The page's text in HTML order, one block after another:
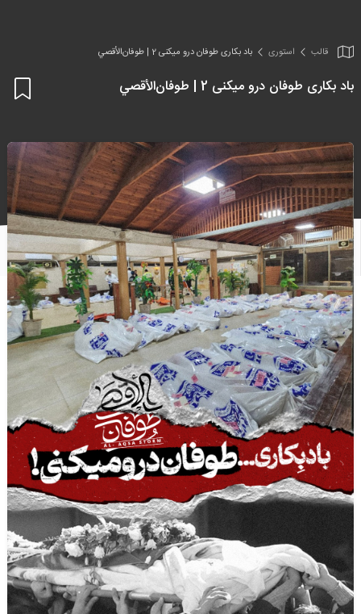
قالب استوری باد بکاری طوفان درو میکنی 2 | طوفان‌الأقصي
باد بکاری طوفان درو میکنی 2 | طوفان‌الأقصي